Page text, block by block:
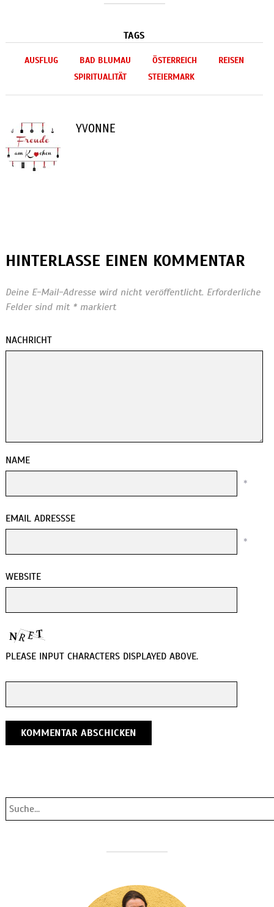
TAGS
AUSFLUG BAD BLUMAU ÖSTERREICH
REISEN
SPIRITUALITÄT
STEIERMARK
YVONNE
HINTERLASSE EINEN KOMMENTAR
Deine E-Mail-Adresse wird nicht veröffentlicht. Erforderliche
Felder sind mit *markiert
NACHRICHT
NAME
*
EMAIL ADRESSSE
*
WEBSITE
PLEASE INPUT CHARACTERS DISPLAYED ABOVE.